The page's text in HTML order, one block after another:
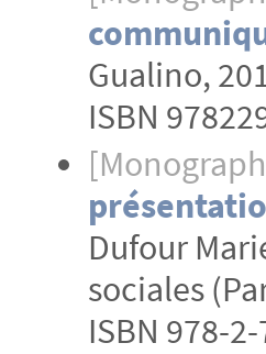
Gualino,
ISBN
Dufour
sociales
ISBN 978-